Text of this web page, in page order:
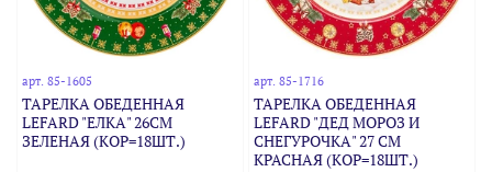
арт.85-1605
ТАРЕЛКА ОБЕДЕННАЯ
LEFARD "ЕЛКА" 26СМ
ЗЕЛЕНАЯ (КОР=18ШТ.)
арт. 85-1716
ТАРЕЛКА ОБЕДЕННАЯ
LEFARD "ДЕД МОРОЗ И
СНЕГУРОЧКА" 27 СМ
КРАСНАЯ (КОР=18ШТ.)